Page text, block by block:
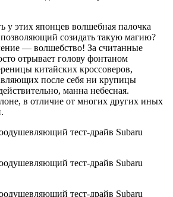
у этих японцев волшебная палочка
созидать такую магию?
— волшебство! За считанные
отрывает голову фонтаном
китайских кроссоверов,
после себя ни крупицы
манна небесная.
в отличие от многих других иных